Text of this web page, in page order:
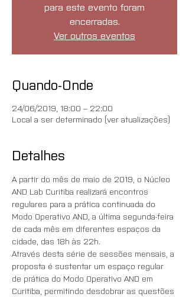
para este evento foram
encerradas.
Ver outros eventos
Quando-Onde
24/06/2019, 18:00 – 22:00
Local a ser determinado (ver atualizações)
Detalhes
A partir do mês de maio de 2019, o Núcleo
AND Lab Curitiba realizará encontros
regulares para a prática continuada do
Modo Operativo AND, a última segunda-feira
de cada mês em diferentes espaços da
cidade, das 18h às 22h.
Através desta série de sessões mensais, a
proposta é sustentar um espaço regular
de prática do Modo Operativo AND em
Curitiba, permitindo desdobrar as questões